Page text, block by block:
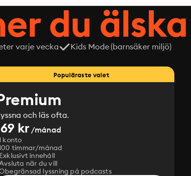
du
varje vecka Kids Mode (barnsäker miljö)
Populäraste valet
och läs ofta.
kr/månad
konto
timmar/månad
Exklusivt innehåll
när du vill
lyssning på podcasts